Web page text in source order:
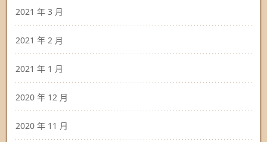
2021 年 3 月
2021 年 2 月
2021 年 1 月
2020 年 12 月
2020 年 11 月